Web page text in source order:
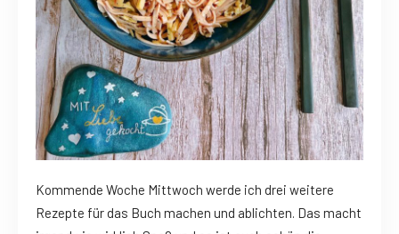
Kommende Woche Mittwoch werde ich drei weitere
Rezepte für das Buch machen und ablichten. Das macht